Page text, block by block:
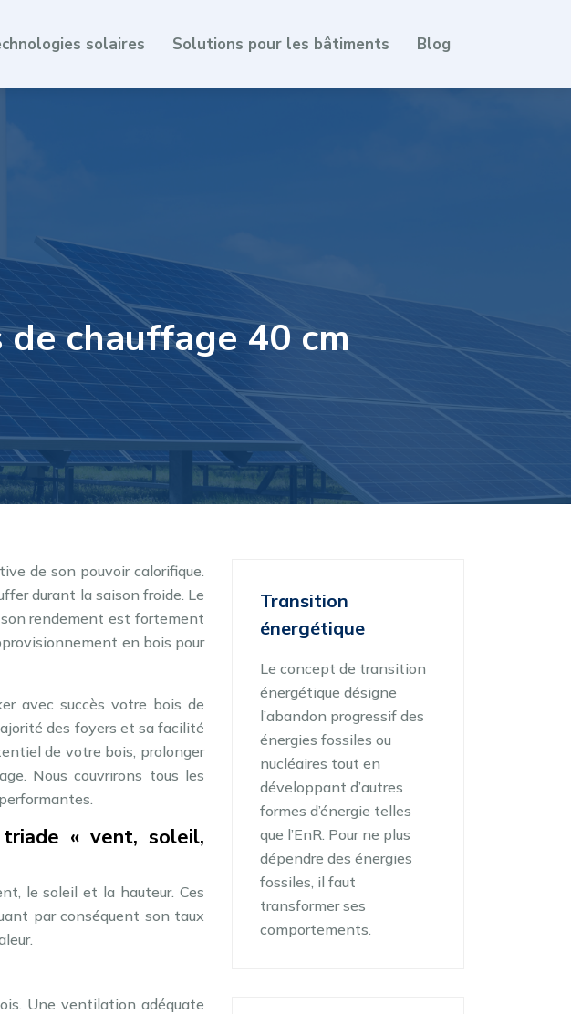
solaires Solutions pour les bâtiments Blog
chauffage 40 cm
de son pouvoir calorifique.
durant la saison froide. Le
rendement est fortement
en bois pour
avec succès votre bois de
des foyers et sa facilité
de votre bois, prolonger
Nous couvrirons tous les
« vent, soleil,
le soleil et la hauteur. Ces
par conséquent son taux
Une ventilation adéquate
Transition
énergétique
Le concept de transition
énergétique désigne
l’abandon progressif des
énergies fossiles ou
nucléaires tout en
développant d’autres
formes d’énergie telles
que l’EnR. Pour ne plus
dépendre des énergies
fossiles, il faut
transformer ses
comportements.